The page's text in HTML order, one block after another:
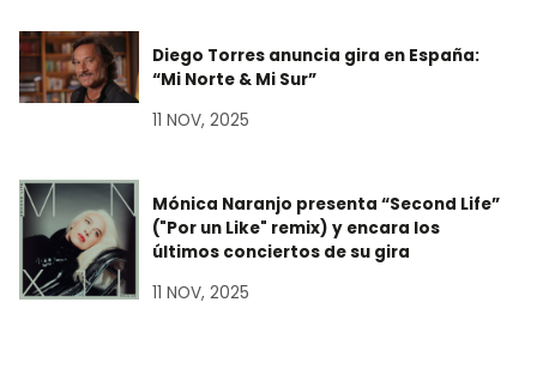
Diego Torres anuncia gira en España:
“Mi Norte & Mi Sur”
11 NOV, 2025
Mónica Naranjo presenta “Second Life”
("Por un Like" remix) y encara los
últimos conciertos de su gira
11 NOV, 2025